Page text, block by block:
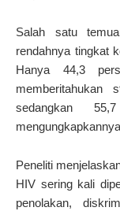
Salah satu
rendahnya tingkat
Hanya 44,3
memberitahukan
sedangkan
Peneliti
HIV sering kali
penolakan,